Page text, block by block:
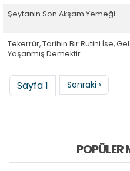
Şeytanın Son Akşam Yemeği
Tekerrür, Tarihin Bir Rutini İse,
Yaşanmış Demektir
Sayfalama
Sayfa 1 Sonraki sayfa
Sonraki ›
POPÜLER